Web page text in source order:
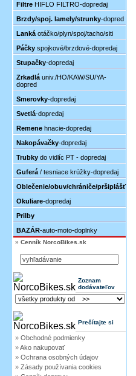
Filtre HIFLO FILTRO-dopredaj
Brzdy/spoj. lamely/strunky-dopred
Lanká otáčko/plyn/spoj/tacho/siti
Páčky spojkové/brzdové-dopredaj
Stupačky-dopredaj
Zrkadlá univ./HO/KAW/SU/YA-
dopred
Smerovky-dopredaj
Svetlá-dopredaj
Remene hnacie-dopredaj
Nakopávačky-dopredaj
Trubky do vidlíc PT - dopredaj
Guferá / tesniace krúžky-dopredaj
Oblečenie/obuv/chrániče/pršiplášť
Okuliare-dopredaj
Prilby
BAZÁR-auto-moto-doplnky
» Cenník NorcoBikes.sk
Zoznam
dodávateľov
Prečítajte si
» Obchodné podmienky
»Ako nakupovať
» Ochrana osobných údajov
» Zásady používania cookies